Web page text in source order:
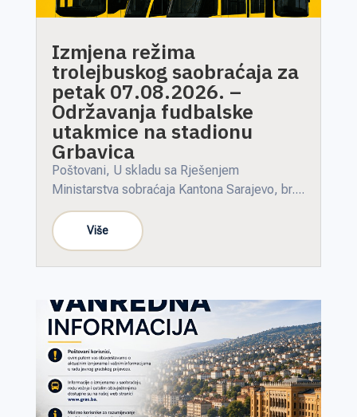
Izmjena režima
trolejbuskog saobraćaja za
petak 07.08.2026. –
Održavanja fudbalske
utakmice na stadionu
Grbavica
Poštovani, U skladu sa Rješenjem
Ministarstva sobraćaja Kantona Sarajevo, br....